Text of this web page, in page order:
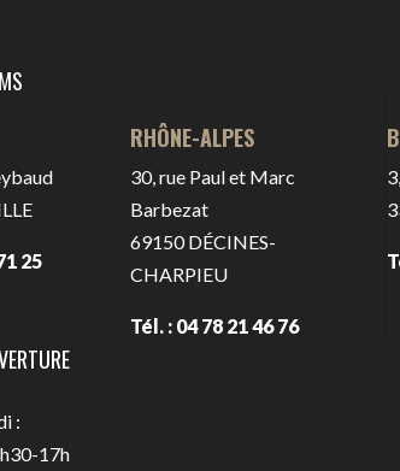
25
:
17h
RHÔNE-ALPES
30, rue Paul et Marc
Barbezat
69150DÉCINES-
CHARPIEU
Tél. : 04 78 21 46 76